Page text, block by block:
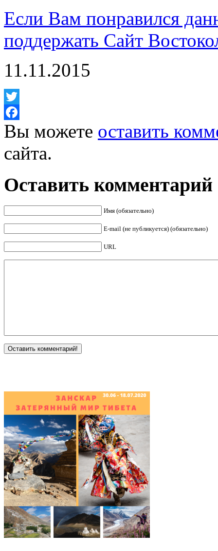
Если Вам понравился
поддержать Сайт
11.11.2015
Twitter
Facebook
Вы можете оставить
сайта.
Оставить комментарий
Имя (обязательно)
E-mail (не публикуется) (обязательно)
URL